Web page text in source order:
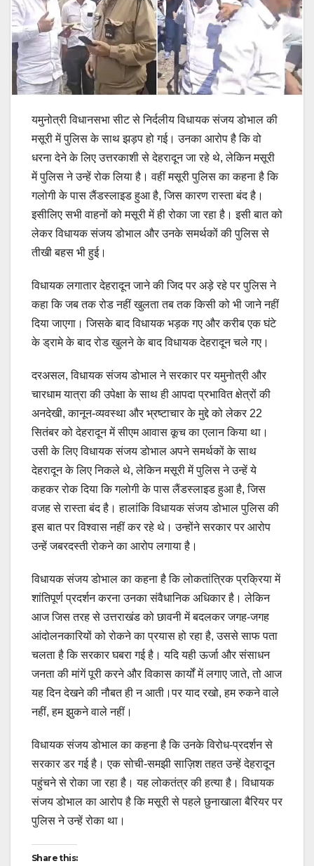
यमुनोत्री विधानसभा सीट से निर्दलीय विधायक संजय डोभाल की
मसूरी में पुलिस के साथ झड़प हो गई। उनका आरोप है कि वो
धरना देने के लिए उत्तरकाशी से देहरादून जा रहे थे, लेकिन मसूरी
में पुलिस ने उन्हें रोक लिया है। वहीं मसूरी पुलिस का कहना है कि
गलोगी के पास लैंडस्लाइड हुआ है, जिस कारण रास्ता बंद है।
इसीलिए सभी वाहनों को मसूरी में ही रोका जा रहा है। इसी बात को
लेकर विधायक संजय डोभाल और उनके समर्थकों की पुलिस से
तीखी बहस भी हुई।
विधायक लगातार देहरादून जाने की जिद पर अड़े रहे पर पुलिस ने
कहा कि जब तक रोड नहीं खुलता तब तक किसी को भी जाने नहीं
दिया जाएगा। जिसके बाद विधायक भड़क गए और करीब एक घंटे
के ड्रामे के बाद रोड खुलने के बाद विधायक देहरादून चले गए।
दरअसल, विधायक संजय डोभाल ने सरकार पर यमुनोत्री और
चारधाम यात्रा की उपेक्षा के साथ ही आपदा प्रभावित क्षेत्रों की
अनदेखी, कानून-व्यवस्था और भ्रष्टाचार के मुद्दे को लेकर 22
सितंबर को देहरादून में सीएम आवास कूच का एलान किया था।
उसी के लिए विधायक संजय डोभाल अपने समर्थकों के साथ
देहरादून के लिए निकले थे, लेकिन मसूरी में पुलिस ने उन्हें ये
कहकर रोक दिया कि गलोगी के पास लैंडस्लाइड हुआ है, जिस
वजह से रास्ता बंद है। हालांकि विधायक संजय डोभाल पुलिस की
इस बात पर विश्वास नहीं कर रहे थे। उन्होंने सरकार पर आरोप
उन्हें जबरदस्ती रोकने का आरोप लगाया है।
विधायक संजय डोभाल का कहना है कि लोकतांत्रिक प्रक्रिया में
शांतिपूर्ण प्रदर्शन करना उनका संवैधानिक अधिकार है। लेकिन
आज जिस तरह से उत्तराखंड को छावनी में बदलकर जगह-जगह
आंदोलनकारियों को रोकने का प्रयास हो रहा है, उससे साफ पता
चलता है कि सरकार घबरा गई है। यदि यही ऊर्जा और संसाधन
जनता की मांगें पूरी करने और विकास कार्यों में लगाए जाते, तो आज
यह दिन देखने की नौबत ही न आती।पर याद रखो, हम रुकने वाले
नहीं, हम झुकने वाले नहीं।
विधायक संजय डोभाल का कहना है कि उनके विरोध-प्रदर्शन से
सरकार डर गई है। एक सोची-समझी साज़िश तहत उन्हें देहरादून
पहुंचने से रोका जा रहा है। यह लोकतंत्र की हत्या है। विधायक
संजय डोभाल का आरोप है कि मसूरी से पहले छुनाखाला बैरियर पर
पुलिस ने उन्हें रोका था।
Share this: